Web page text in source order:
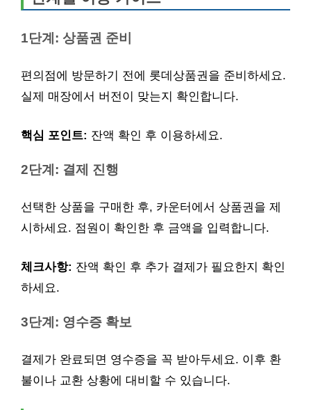
1단계: 상품권 준비
편의점에 방문하기 전에 롯데상품권을 준비하세요.
실제 매장에서 버전이 맞는지 확인합니다.
핵심 포인트: 잔액 확인 후 이용하세요.
2단계: 결제 진행
선택한 상품을 구매한 후, 카운터에서 상품권을 제
시하세요. 점원이 확인한 후 금액을 입력합니다.
체크사항: 잔액 확인 후 추가 결제가 필요한지 확인
하세요.
3단계: 영수증 확보
결제가 완료되면 영수증을 꼭 받아두세요. 이후 환
불이나 교환 상황에 대비할 수 있습니다.